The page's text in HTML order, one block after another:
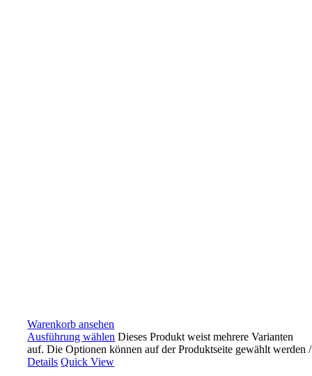
Warenkorb ansehen
Ausführung wählen Dieses Produkt weist mehrere Varianten
auf. Die Optionen können auf der Produktseite gewählt werden/
Details Quick View